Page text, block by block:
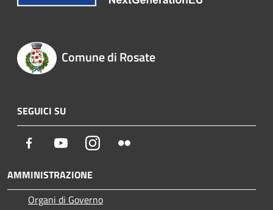
Comune di Rosate
SEGUICI SU
Facebook YoutubeInstagram
AMMINISTRAZIONE
Organi di Governo